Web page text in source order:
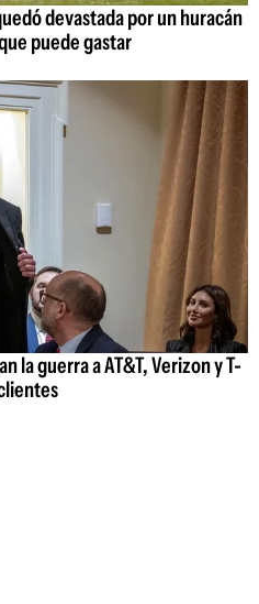
devastada por un huracán
puede gastar
la guerra a AT&T, Verizon y T-